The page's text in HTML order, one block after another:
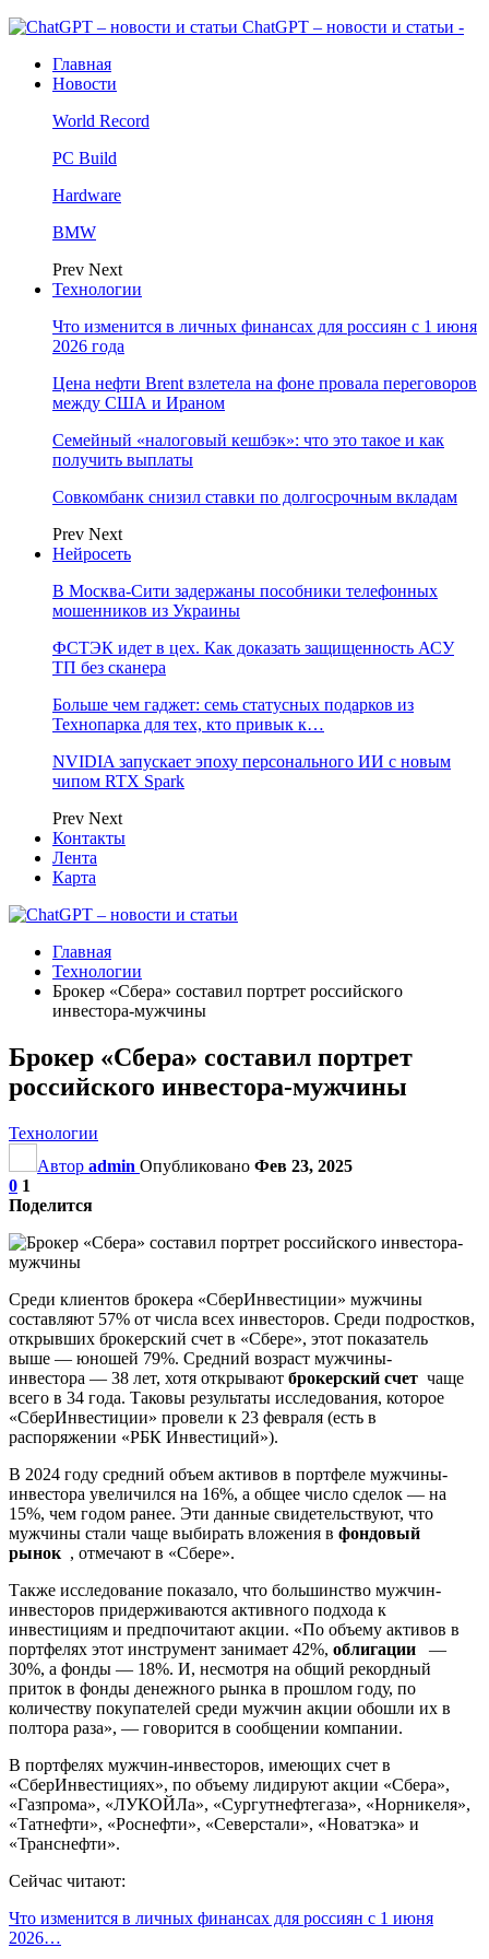
ChatGPT – новости и статьи -
Главная
Новости
World Record
PC Build
Hardware
BMW
Prev Next
Технологии
Что изменится в личных финансах для россиян с 1 июня
2026 года
Цена нефти Brent взлетела на фоне провала переговоров
между США и Ираном
Семейный «налоговый кешбэк»: что это такое и как
получить выплаты
Совкомбанк снизил ставки по долгосрочным вкладам
Prev Next
Нейросеть
В Москва-Сити задержаны пособники телефонных
мошенников из Украины
ФСТЭК идет в цех. Как доказать защищенность АСУ
ТП без сканера
Больше чем гаджет: семь статусных подарков из
Технопарка для тех, кто привык к…
NVIDIA запускает эпоху персонального ИИ с новым
чипом RTX Spark
Prev Next
Контакты
Лента
Карта
Главная
Технологии
Брокер «Сбера» составил портрет российского
инвестора-мужчины
Брокер «Сбера» составил портрет
российского инвестора-мужчины
Технологии
Автор admin Опубликовано Фев 23, 2025
0 1
Поделится
Среди клиентов брокера «СберИнвестиции» мужчины
составляют 57% от числа всех инвесторов. Среди подростков,
открывших брокерский счет в «Сбере», этот показатель
выше — юношей 79%. Средний возраст мужчины-
инвестора — 38 лет, хотя открывают брокерский счет чаще
всего в 34 года. Таковы результаты исследования, которое
«СберИнвестиции» провели к 23 февраля (есть в
распоряжении «РБК Инвестиций»).
В 2024 году средний объем активов в портфеле мужчины-
инвестора увеличился на 16%, а общее число сделок — на
15%, чем годом ранее. Эти данные свидетельствуют, что
мужчины стали чаще выбирать вложения в фондовый
рынок , отмечают в «Сбере».
Также исследование показало, что большинство мужчин-
инвесторов придерживаются активного подхода к
инвестициям и предпочитают акции. «По объему активов в
портфелях этот инструмент занимает 42%, облигации —
30%, а фонды — 18%. И, несмотря на общий рекордный
приток в фонды денежного рынка в прошлом году, по
количеству покупателей среди мужчин акции обошли их в
полтора раза», — говорится в сообщении компании.
В портфелях мужчин-инвесторов, имеющих счет в
«СберИнвестициях», по объему лидируют акции «Сбера»,
«Газпрома», «ЛУКОЙЛа», «Сургутнефтегаза», «Норникеля»,
«Татнефти», «Роснефти», «Северстали», «Новатэка» и
«Транснефти».
Сейчас читают:
Что изменится в личных финансах для россиян с 1 июня
2026…